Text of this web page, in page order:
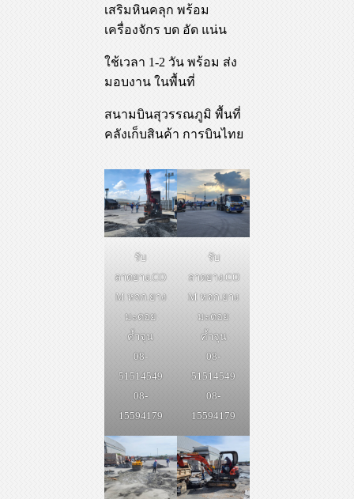
เสริมหินคลุก พร้อม
เครื่องจักร บด อัด แน่น
ใช้เวลา 1-2 วัน พร้อม ส่ง
มอบงาน ในพื้นที่
สนามบินสุวรรณภูมิ พื้นที่
คลังเก็บสินค้า การบินไทย
รับ
ลาดยาง.CO
M หจก.ยาง
มะตอย
ค้ำจุน
08-
51514549
08-
15594179
รับ
ลาดยาง.CO
M หจก.ยาง
มะตอย
ค้ำจุน
08-
51514549
08-
15594179